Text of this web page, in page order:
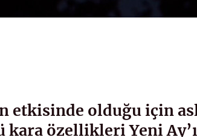
etkisinde olduğu için
kara özellikleri Yeni